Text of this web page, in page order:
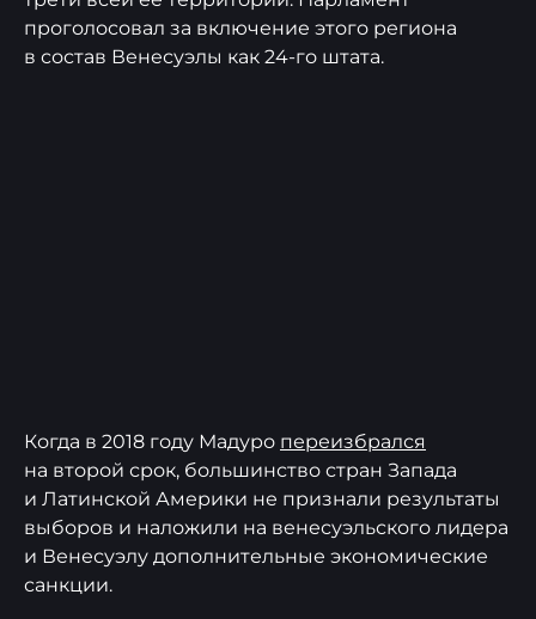
проголосовал за включение этого региона
в состав Венесуэлы как 24-го штата.
Когда в 2018 году Мадуро переизбрался
на второй срок, большинство стран Запада
и Латинской Америки не признали результаты
выборов и наложили на венесуэльского лидера
и Венесуэлу дополнительные экономические
санкции.